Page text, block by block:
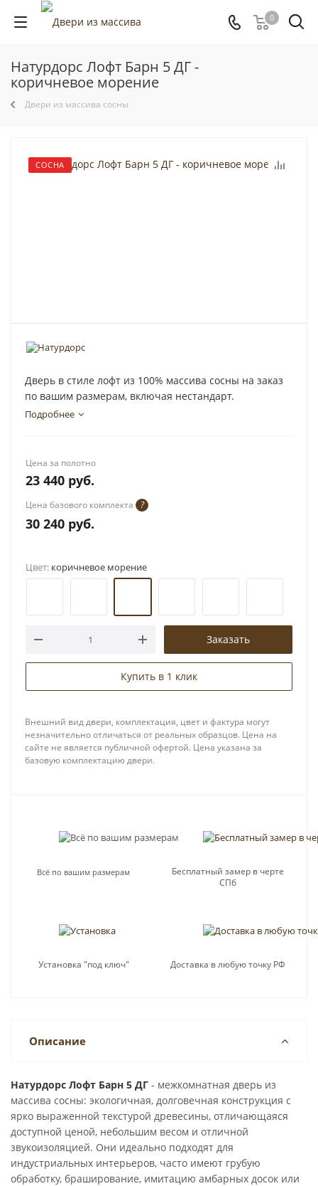
0
Натурдорс Лофт Барн 5 ДГ -
коричневое морение
Двери из массива сосны
СОСНА
Дверь в стиле лофт из 100% массива сосны на заказ
по вашим размерам, включая нестандарт.
Подробнее
Цена за полотно
23 440 руб.
Цена базового комплекта ?
30 240 руб.
Цвет: коричневое морение
Заказать
Купить в 1 клик
Внешний вид двери, комплектация, цвет и фактура могут
незначительно отличаться от реальных образцов. Цена на
сайте не является публичной офертой. Цена указана за
базовую комплектацию двери.
Всё по вашим размерам
Бесплатный замер в черте
СПб
Установка "под ключ" Доставка в любую точку РФ
Описание
Натурдорс Лофт Барн 5 ДГ - межкомнатная дверь из
массива сосны: экологичная, долговечная конструкция с
ярко выраженной текстурой древесины, отличающаяся
доступной ценой, небольшим весом и отличной
звукоизоляцией. Они идеально подходят для
индустриальных интерьеров, часто имеют грубую
обработку, браширование, имитацию амбарных досок или